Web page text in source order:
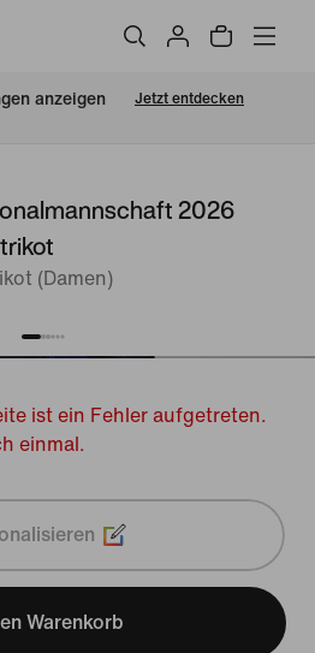
anzeigen Jetzt entdecken
2026
(Damen)
ist ein Fehler aufgetreten.
einmal.
Warenkorb